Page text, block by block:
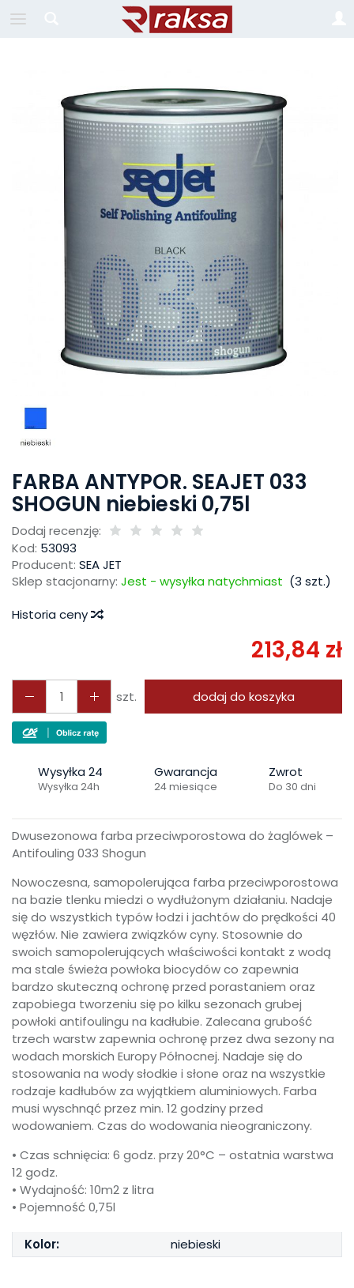
FARBA ANTYPOR. SEAJET 033
SHOGUN niebieski 0,75l
Dodaj recenzję:
Kod: 53093
Producent: SEA JET
Sklep stacjonarny: Jest - wysyłka natychmiast (3 szt.)
Historia ceny
213,84 zł
szt. dodaj do koszyka
Wysyłka 24
Wysyłka 24h
Gwarancja
24 miesiące
Zwrot
Do 30 dni
Dwusezonowa farba przeciwporostowa do żaglówek –
Antifouling 033 Shogun
Nowoczesna, samopolerująca farba przeciwporostowa
na bazie tlenku miedzi o wydłużonym działaniu. Nadaje
się do wszystkich typów łodzi i jachtów do prędkości 40
węzłów. Nie zawiera związków cyny. Stosownie do
swoich samopolerujących właściwości kontakt z wodą
ma stale świeża powłoka biocydów co zapewnia
bardzo skuteczną ochronę przed porastaniem oraz
zapobiega tworzeniu się po kilku sezonach grubej
powłoki antifoulingu na kadłubie. Zalecana grubość
trzech warstw zapewnia ochronę przez dwa sezony na
wodach morskich Europy Północnej. Nadaje się do
stosowania na wody słodkie i słone oraz na wszystkie
rodzaje kadłubów za wyjątkiem aluminiowych. Farba
musi wyschnąć przez min. 12 godziny przed
wodowaniem. Czas do wodowania nieograniczony.
• Czas schnięcia: 6 godz. przy 20°C – ostatnia warstwa
12 godz.
• Wydajność: 10m2 z litra
• Pojemność 0,75l
Kolor: niebieski